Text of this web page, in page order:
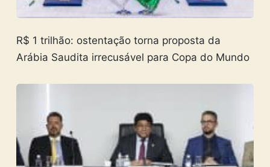
R$ 1 trilhão: ostentação torna proposta da
Arábia Saudita irrecusável para Copa do Mundo